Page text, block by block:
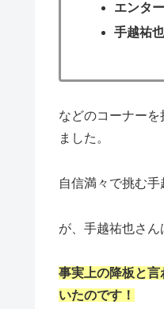
エンタ
手越祐
などのコーナー
ました。
自信満々で挑む
が、手越祐也さん
事実上の降板と
いたのです！